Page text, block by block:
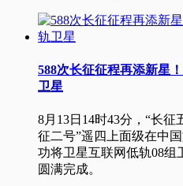
588次长征征程再添新星
卫星
8月13日14时43分，“长
征二号”遥四上面级在中
功将卫星互联网低轨08组
圆满完成。